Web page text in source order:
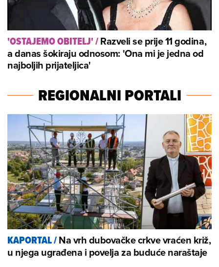
'OSTAJEMO OBITELJ'/Razveli se prije 11 godina,
a danas šokiraju odnosom: 'Ona mi je jedna od
najboljih prijateljica'
REGIONALNI PORTALI
KAPORTAL/Na vrh dubovačke crkve vraćen križ,
u njega ugrađena i povelja za buduće naraštaje